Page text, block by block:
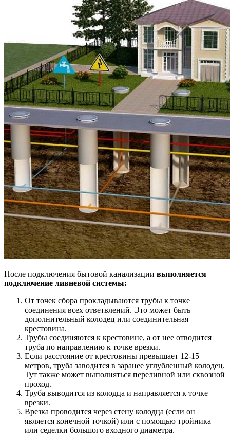
После подключения бытовой канализации выполняется
подключение ливневой системы:
От точек сбора прокладываются трубы к точке
соединения всех ответвлений. Это может быть
дополнительный колодец или соединительная
крестовина.
Трубы соединяются к крестовине, а от нее отводится
труба по направлению к точке врезки.
Если расстояние от крестовины превышает 12-15
метров, труба заводится в заранее углубленный колодец.
Тут также может выполняться переливной или сквозной
проход.
Труба выводится из колодца и направляется к точке
врезки.
Врезка проводится через стену колодца (если он
является конечной точкой) или с помощью тройника
или седелки большого входного диаметра.